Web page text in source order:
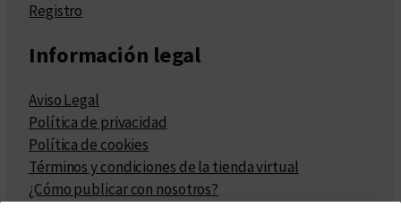
Registro
Información legal
Aviso Legal
Política de privacidad
Política de cookies
Términos y condiciones de la tienda virtual
¿Cómo publicar con nosotros?